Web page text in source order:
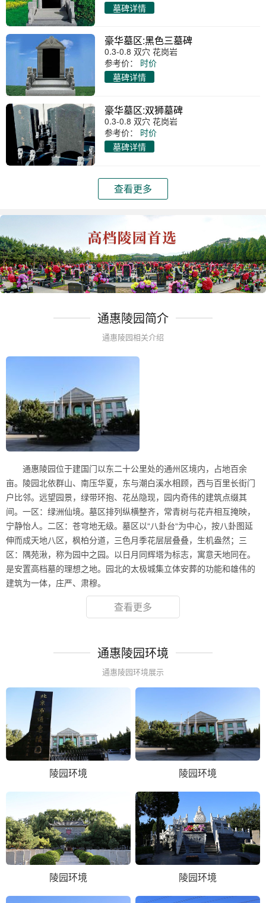
墓碑详情
豪华墓区:黑色三墓碑
0.3-0.8 双穴 花岗岩
参考价：
时价
墓碑详情
豪华墓区:双狮墓碑
0.3-0.8 双穴 花岗岩
参考价：
时价
墓碑详情
查看更多
通惠陵园简介
通惠陵园相关介绍
通惠陵园位于建国门以东二十公里处的通州区境内，占地百余
亩。陵园北依群山、南压华夏，东与潮白溪水相顾，西与百里长街门
户比邻。远望园景，绿带环抱、花丛隐现，园内奇伟的建筑点缀其
间。一区：绿洲仙境。墓区排列纵横整齐，常青树与花卉相互掩映，
宁静怡人。二区：苍穹地无级。墓区以“八卦台“为中心，按八卦图延
伸而成天地八区，枫柏分道，三色月季花层层叠叠，生机盎然；三
区：隅苑湫，称为园中之园。以日月同辉塔为标志，寓意天地同在。
是安置高档墓的理想之地。园北的太极城集立体安葬的功能和雄伟的
建筑为一体，庄严、肃穆。
查看更多
通惠陵园环境
通惠陵园环境展示
陵园环境 陵园环境
陵园环境 陵园环境